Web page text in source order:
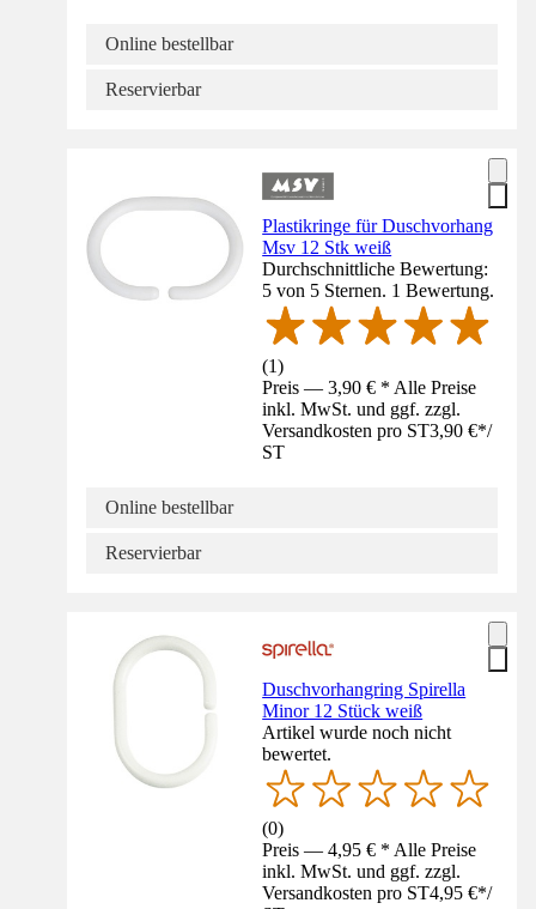
Online bestellbar
Reservierbar
Plastikringe für Duschvorhang
Msv 12 Stk weiß
Durchschnittliche Bewertung:
5 von 5 Sternen. 1 Bewertung.
(1)
Preis — 3,90 € * Alle Preise
inkl. MwSt. und ggf. zzgl.
Versandkosten pro ST3,90 €*/
ST
Online bestellbar
Reservierbar
Duschvorhangring Spirella
Minor 12 Stück weiß
Artikel wurde noch nicht
bewertet.
(0)
Preis — 4,95 € * Alle Preise
inkl. MwSt. und ggf. zzgl.
Versandkosten pro ST4,95 €*/